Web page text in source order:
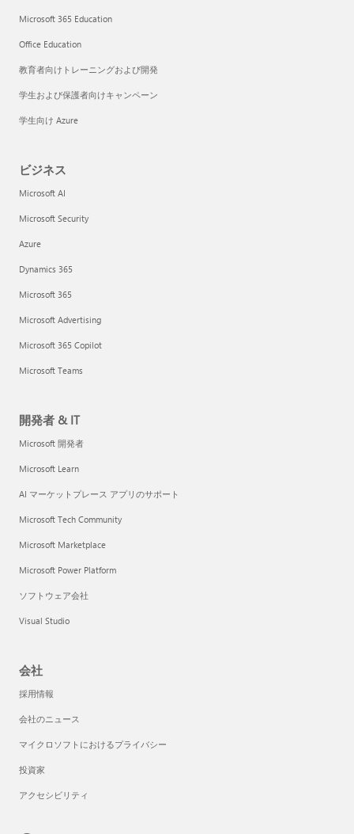
Microsoft 365 Education
Office Education
教育者向けトレーニングおよび開発
学生および保護者向けキャンペーン
学生向け Azure
ビジネス
Microsoft AI
Microsoft Security
Azure
Dynamics 365
Microsoft 365
Microsoft Advertising
Microsoft 365 Copilot
Microsoft Teams
開発者 & IT
Microsoft 開発者
Microsoft Learn
AI マーケットプレース アプリのサポート
Microsoft Tech Community
Microsoft Marketplace
Microsoft Power Platform
ソフトウェア会社
Visual Studio
会社
採用情報
会社のニュース
マイクロソフトにおけるプライバシー
投資家
アクセシビリティ